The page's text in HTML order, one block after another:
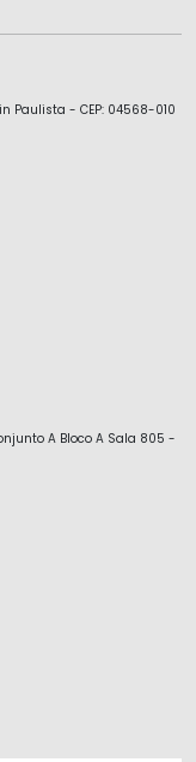
Paulista - CEP: 04568-010
A Bloco A Sala 805 -